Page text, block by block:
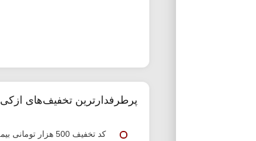
پرطرفدارترین تخفیف‌های ازکی
کد تخفیف 500 هزار تومانی بیمه شخص ثالث ازکی